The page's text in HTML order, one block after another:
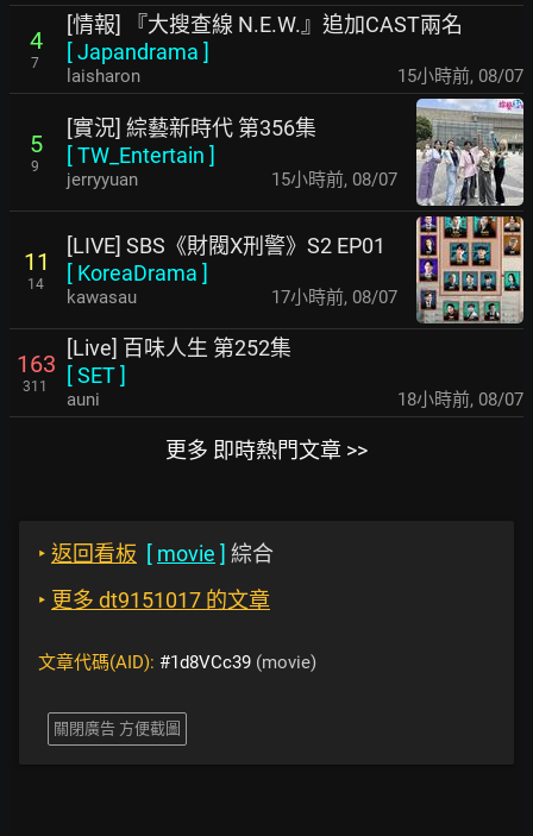
4
7
[情報] 『大搜查線 N.E.W.』追加CAST兩名
[Japandrama ]
laisharon 15小時前, 08/07
5
9
[實況] 綜藝新時代 第356集
[TW_Entertain ]
jerryyuan 15小時前, 08/07
11
14
[LIVE] SBS《財閥X刑警》S2 EP01
[ KoreaDrama ]
kawasau 17小時前, 08/07
163
311
[Live] 百味人生 第252集
[SET]
auni 18小時前, 08/07
更多 即時熱門文章 >>
‣ 返回看板 [ movie ] 綜合
‣ 更多 dt9151017 的文章
文章代碼(AID): #1d8VCc39 (movie)
關閉廣告 方便截圖